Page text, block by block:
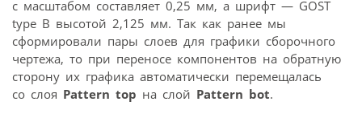
с масштабом составляет 0,25 мм, а шрифт — GOST
type B высотой 2,125 мм. Так как ранее мы
сформировали пары слоев для графики сборочного
чертежа, то при переносе компонентов на обратную
сторону их графика автоматически перемещалась
со слоя Pattern top на слой Pattern bot.